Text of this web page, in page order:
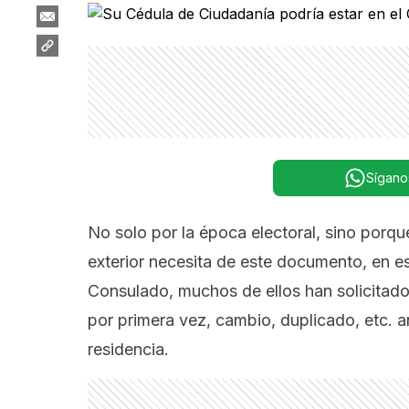
No solo por la época electoral, sino
exterior necesita de este documento, en
Consulado, muchos de ellos han
por primera vez, cambio, duplicado, etc.
residencia.